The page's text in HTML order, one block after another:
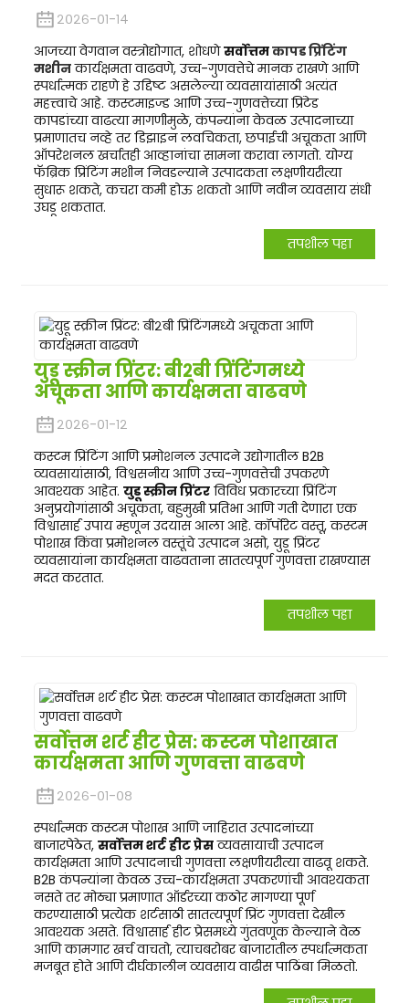
२०२६-०१-१४
आजच्या वेगवान वस्त्रोद्योगात, शोधणेसर्वोत्तमकापड प्रिंटिंग
मशीनकार्यक्षमता वाढवणे, उच्च-गुणवत्तेचे मानक राखणे आणि
स्पर्धात्मक राहणे हे उद्दिष्ट असलेल्या व्यवसायांसाठी अत्यंत
महत्त्वाचे आहे. कस्टमाइज्ड आणि उच्च-गुणवत्तेच्या प्रिंटेड
कापडांच्या वाढत्या मागणीमुळे, कंपन्यांना केवळ उत्पादनाच्या
प्रमाणातच नव्हे तर डिझाइन लवचिकता, छपाईची अचूकता आणि
ऑपरेशनल खर्चातही आव्हानांचा सामना करावा लागतो. योग्य
फॅब्रिक प्रिंटिंग मशीन निवडल्याने उत्पादकता लक्षणीयरीत्या
सुधारू शकते, कचरा कमी होऊ शकतो आणि नवीन व्यवसाय संधी
उघडू शकतात.
तपशील पहा
युडू स्क्रीन प्रिंटर: बी२बी प्रिंटिंगमध्ये
अचूकता आणि कार्यक्षमता वाढवणे
२०२६-०१-१२
कस्टम प्रिंटिंग आणि प्रमोशनल उत्पादने उद्योगातील B2B
व्यवसायांसाठी, विश्वसनीय आणि उच्च-गुणवत्तेची उपकरणे
आवश्यक आहेत. युडू स्क्रीन प्रिंटरविविध प्रकारच्या प्रिंटिंग
अनुप्रयोगांसाठी अचूकता, बहुमुखी प्रतिभा आणि गती देणारा एक
विश्वासार्ह उपाय म्हणून उदयास आला आहे. कॉर्पोरेट वस्तू, कस्टम
पोशाख किंवा प्रमोशनल वस्तूंचे उत्पादन असो, युडू प्रिंटर
व्यवसायांना कार्यक्षमता वाढवताना सातत्यपूर्ण गुणवत्ता राखण्यास
मदत करतात.
तपशील पहा
सर्वोत्तम शर्ट हीट प्रेस: ​​कस्टम पोशाखात
कार्यक्षमता आणि गुणवत्ता वाढवणे
२०२६-०१-०८
स्पर्धात्मक कस्टम पोशाख आणि जाहिरात उत्पादनांच्या
बाजारपेठेत, सर्वोत्तम शर्ट हीट प्रेसव्यवसायाची उत्पादन
कार्यक्षमता आणि उत्पादनाची गुणवत्ता लक्षणीयरीत्या वाढवू शकते.
B2B कंपन्यांना केवळ उच्च-कार्यक्षमता उपकरणांची आवश्यकता
नसते तर मोठ्या प्रमाणात ऑर्डरच्या कठोर मागण्या पूर्ण
करण्यासाठी प्रत्येक शर्टसाठी सातत्यपूर्ण प्रिंट गुणवत्ता देखील
आवश्यक असते. विश्वासार्ह हीट प्रेसमध्ये गुंतवणूक केल्याने वेळ
आणि कामगार खर्च वाचतो, त्याचबरोबर बाजारातील स्पर्धात्मकता
मजबूत होते आणि दीर्घकालीन व्यवसाय वाढीस पाठिंबा मिळतो.